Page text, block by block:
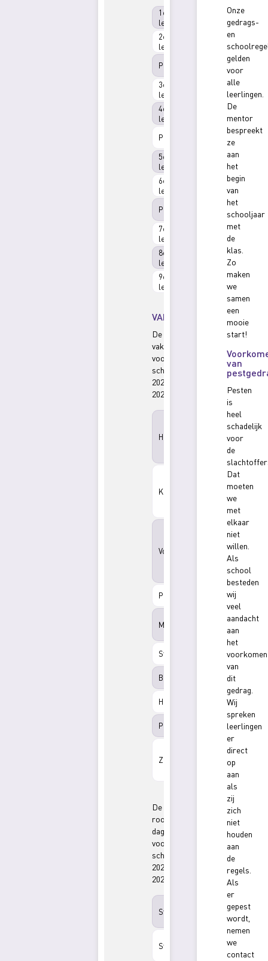
1e
lesuur
2e
lesuur
Pauze
3e
lesuur
4e
lesuur
Pauze
5e
lesuur
6e
lesuur
Pauze
7e
lesuur
8e
lesuur
9e
lesuur
VAKANTIES
De
vakanties
voor
schooljaar
2025-
2026.
Herfstvakantie
20
oktober
t/m 24
oktober
2025
Kerstvakantie
22
2025 t/m
2 januari
2026
Voorjaarsvakantie
16
februari
t/m
20
februari
2026
Paasmaandag
6 april
2026
Meivakantie
20 april
t/m 1 mei
2026
Studiedag
4 mei
2026
Bevrijdingsdag
5 mei
2026
Hemelvaart
14 en 15
mei 2026
Pinkstermaandag
25 mei
2026
Zomervakantie
20 juli t/m
28
augustus
2026
De
roostervrije
dagen
voor
schooljaar
2025-
2026.
Studiemiddag
oktober
Studiemiddag
november
Onze
gedrags-
en
gelden
voor
alle
leerlingen.
De
mentor
bespreekt
ze
aan
het
begin
van
het
schooljaar
met
de
klas.
Zo
maken
we
samen
een
mooie
start!
van
Pesten
is
heel
schadelijk
voor
de
Dat
moeten
we
met
elkaar
niet
willen.
Als
school
besteden
wij
veel
aandacht
aan
het
voorkomen
van
dit
gedrag.
Wij
spreken
leerlingen
er
direct
op
aan
als
zij
zich
niet
houden
aan
de
regels.
Als
er
gepest
wordt,
nemen
we
contact